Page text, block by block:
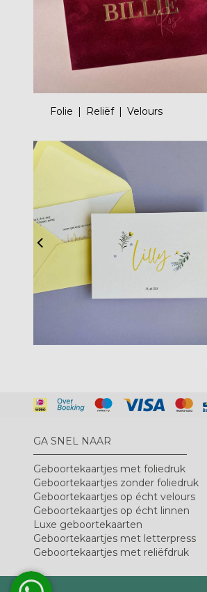
Folie Reliëf Velours
GA SNEL NAAR
Geboortekaartjes met foliedruk
Geboortekaartjes zonder foliedruk
Geboortekaartjes op écht velours
Geboortekaartjes op écht linnen
Luxe geboortekaarten
Geboortekaartjes met letterpress
Geboortekaartjes met reliëfdruk